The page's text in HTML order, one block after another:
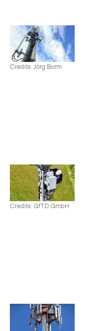
Credits: Jörg Borm
Credits: GfTD GmbH